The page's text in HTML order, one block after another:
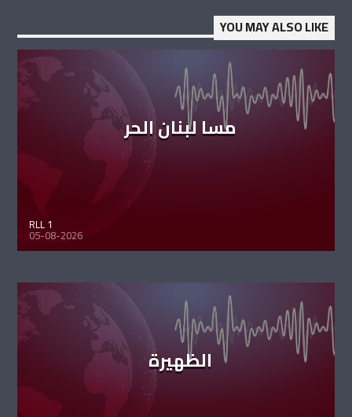
YOU MAY ALSO LIKE
مسا لبنان الحر
RLL 1
05-08-2026
الظهيرة